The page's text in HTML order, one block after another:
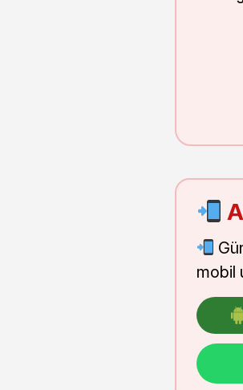
mobil